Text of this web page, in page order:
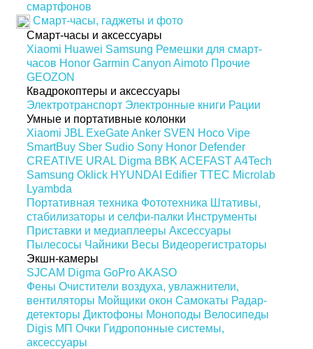
смартфонов
Смарт-часы, гаджеты и фото
Смарт-часы и аксессуары
Xiaomi Huawei Samsung Ремешки для смарт-
часов Honor Garmin Canyon Aimoto Прочие
GEOZON
Квадрокоптеры и аксессуары
Электротранспорт Электронные книги Рации
Умные и портативные колонки
Xiaomi JBL ExeGateAnker SVEN Hoco Vipe
SmartBuy Sber Sudio Sony Honor Defender
CREATIVE URAL Digma BBK ACEFASTA4Tech
Samsung Oklick HYUNDAI Edifier TTEC Microlab
Lyambda
Портативная техника Фототехника Штативы,
стабилизаторы и селфи-палки Инструменты
Приставки и медиаплееры Аксессуары
Пылесосы Чайники Весы Видеорегистраторы
Экшн-камеры
SJCAM Digma GoProAKASO
Фены Очистители воздуха, увлажнители,
вентиляторы Мойщики окон Самокаты Радар-
детекторы Диктофоны Моноподы Велосипеды
Digis МП Очки Гидропонные системы,
аксессуары